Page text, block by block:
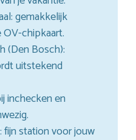
gemakkelijk
chipkaart.
(Den Bosch):
uitstekend
inchecken en
fijn station voor jouw